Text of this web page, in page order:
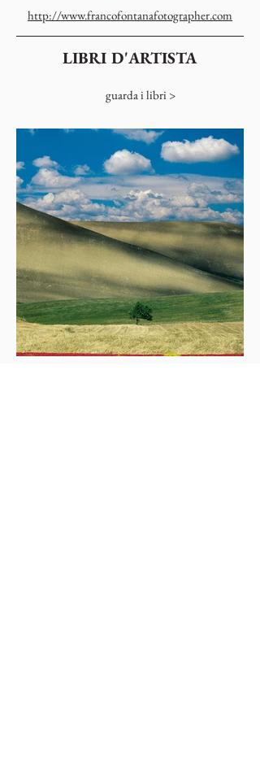
http://www.francofontanafotographer.com
LIBRI D'ARTISTA
guarda i libri >